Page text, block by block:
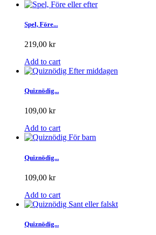
Spel, Före...
219,00 kr
Add to cart
Quiznödig...
109,00 kr
Add to cart
Quiznödig...
109,00 kr
Add to cart
Quiznödig...